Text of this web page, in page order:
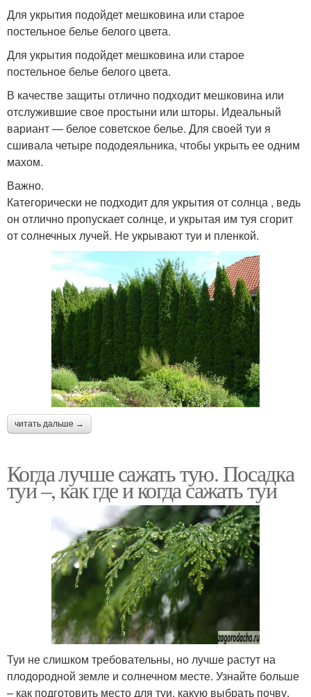
Для укрытия подойдет мешковина или старое
постельное белье белого цвета.
Для укрытия подойдет мешковина или старое
постельное белье белого цвета.
В качестве защиты отлично подходит мешковина или
отслужившие свое простыни или шторы. Идеальный
вариант — белое советское белье. Для своей туи я
сшивала четыре пододеяльника, чтобы укрыть ее одним
махом.
Важно.
Категорически не подходит для укрытия от солнца , ведь
он отлично пропускает солнце, и укрытая им туя сгорит
от солнечных лучей. Не укрывают туи и пленкой.
читать дальше →
Когда лучше сажать тую. Посадка
туи –, как где и когда сажать туи
Туи не слишком требовательны, но лучше растут на
плодородной земле и солнечном месте. Узнайте больше
– как подготовить место для туи, какую выбрать почву,